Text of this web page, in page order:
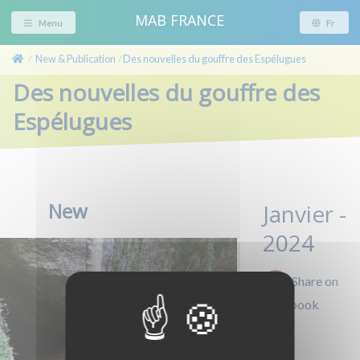
Menu MAB FRANCE Fr
/ New & Publication / Des nouvelles du gouffre des Espélugues
Des nouvelles du gouffre des
Espélugues
New
Janvier -
2024
Share on
Facebook